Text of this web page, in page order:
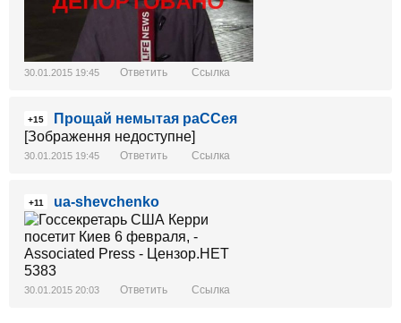
30.01.2015 19:45 Ответить Ссылка
+15
Прощай немытая раССея
[Зображення недоступне]
30.01.2015 19:45 Ответить Ссылка
+11 ua-shevchenko
30.01.2015 20:03 Ответить Ссылка